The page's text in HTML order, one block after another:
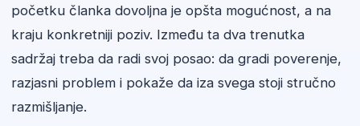
početku članka dovoljna je opšta mogućnost, a na
kraju konkretniji poziv. Između ta dva trenutka
sadržaj treba da radi svoj posao: da gradi poverenje,
razjasni problem i pokaže da iza svega stoji stručno
razmišljanje.